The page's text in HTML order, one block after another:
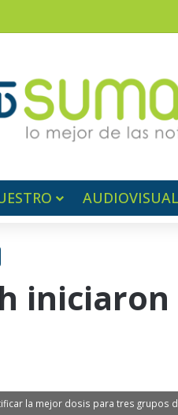
AUDIOVISUAL
la mejor dosis para tres grupos